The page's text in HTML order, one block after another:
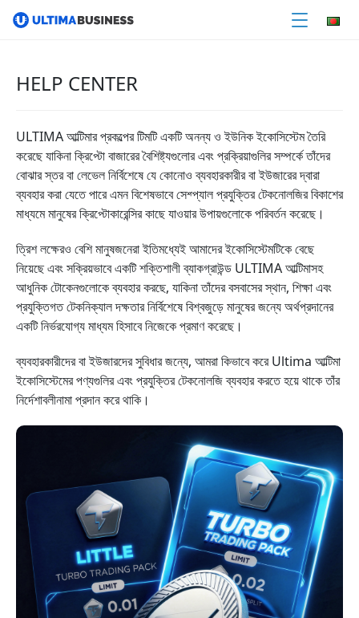
HELP CENTER
ULTIMA আল্টিমার প্রকল্পের টিমটি একটি অনন্য ও ইউনিক ইকোসিস্টেম তৈরি
করেছে যাকিনা ক্রিপ্টো বাজারের বৈশিষ্ট্যগুলোর এবং প্রক্রিয়াগুলির সম্পর্কে তাঁদের
বোঝার স্তর বা লেভেল নির্বিশেষে যে কোনোও ব্যবহারকারীর বা ইউজারের দ্বারা
ব্যবহার করা যেতে পারে এমন বিশেষভাবে সেশ্প্যাল প্রযুক্তির টেকনোলজির বিকাশের
মাধ্যমে মানুষের ক্রিপ্টোকারেন্সির কাছে যাওয়ার উপায়গুলোকে পরিবর্তন করেছে।
ত্রিশ লক্ষেরও বেশি মানুষজনেরা ইতিমধ্যেই আমাদের ইকোসিস্টেমটিকে বেছে
নিয়েছে এবং সক্রিয়ভাবে একটি শক্তিশালী ব্যাকগ্রাউন্ড ULTIMA আল্টিমাসহ
আধুনিক টোকেনগুলোকে ব্যবহার করছে, যাকিনা তাঁদের বসবাসের স্থান, শিক্ষা এবং
প্রযুক্তিগত টেকনিক্যাল দক্ষতার নির্বিশেষে বিশ্বজুড়ে মানুষের জন্যে অর্থপ্রদানের
একটি নির্ভরযোগ্য মাধ্যম হিসাবে নিজেকে প্রমাণ করেছে।
ব্যবহারকারীদের বা ইউজারদের সুবিধার জন্যে, আমরা কিভাবে করে Ultima আল্টিমা
ইকোসিস্টেমের পণ্যগুলির এবং প্রযুক্তির টেকনোলজি ব্যবহার করতে হয়ে থাকে তাঁর
নির্দেশাবলীনামা প্রদান করে থাকি।